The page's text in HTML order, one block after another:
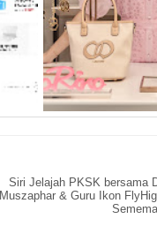
Siri Jelajah PKSK bersama
Muszaphar & Guru Ikon